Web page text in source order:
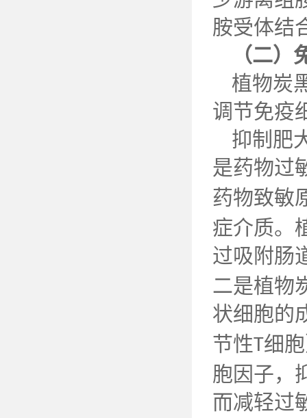
胺受体结
（二
植物炭
调节免疫
抑制肥
是药物过
药物致敏
症介质。
过吸附肠
二是植物
状细胞的
节性T细
胞因子，
而减轻过